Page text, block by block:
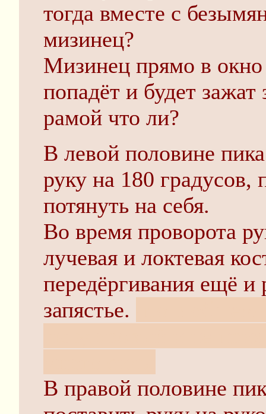
тогда вместе с
мизинец?
Мизинец прямо в окно
попадёт и будет зажат
рамой что ли?
В левой половине
руку на 180 градусов,
потянуть на себя.
Во время проворота
лучевая и локтевая
передёргивания ещё и
запястье.
В правой половине